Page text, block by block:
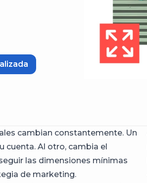
cambian constantemente. Un
cuenta. Al otro, cambia el
las dimensiones mínimas
de marketing.